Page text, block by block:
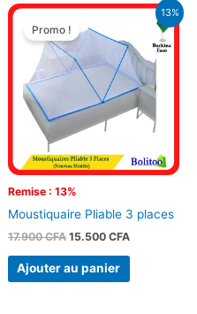
13%
Remise : 13%
Promo !
Moustiquaire Pliable 3 places
17.900CFA
Le
prix
initial
était :
17.900 CFA.
15.500 CFA
Le
actuel
est :
15.500 CFA.
Ajouter au panier